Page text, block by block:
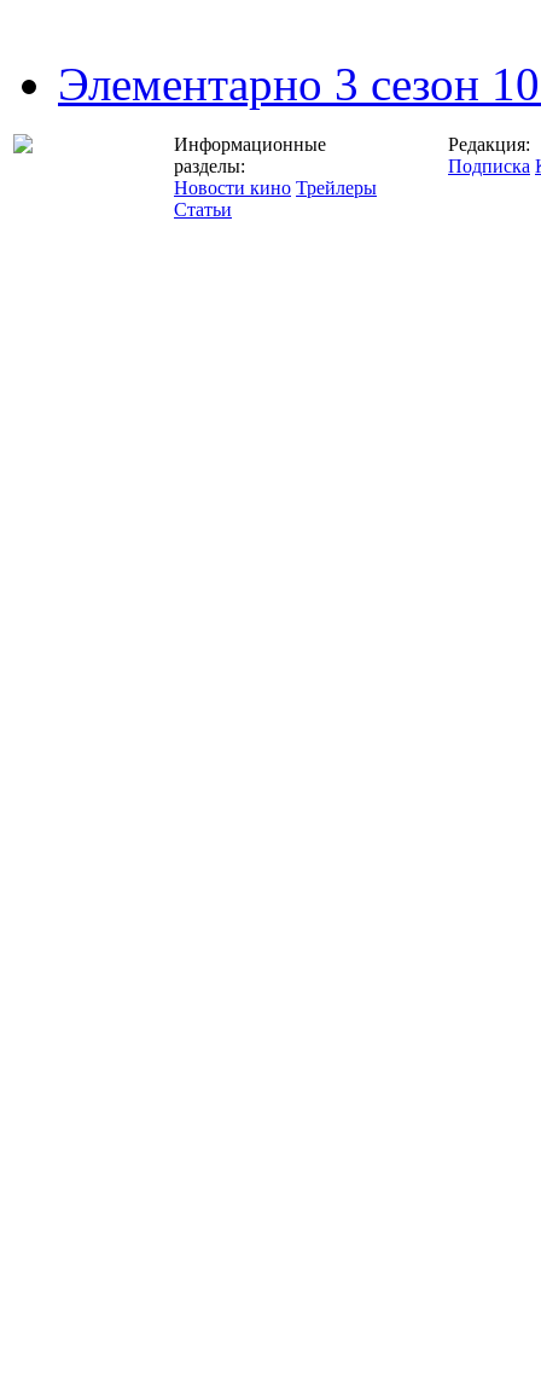
Элементарно 3 сезон
Информационные
разделы:
Новости кино Трейлеры
Статьи
Редакция:
Подписка